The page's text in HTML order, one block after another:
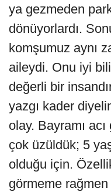
ya gezmeden
dönüyorlardı.
komşumuz aynı
aileydi. Onu iyi
değerli bir
yazgı kader
olay. Bayramı
çok üzüldük; 5
olduğu için.
görmeme